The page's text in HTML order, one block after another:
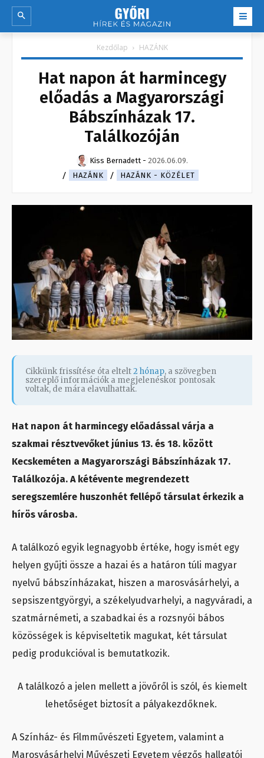
Kezdőlap HAZÁNK
Hat napon át harmincegy
előadás a Magyarországi
Bábszínházak 17.
Találkozóján
Kiss Bernadett - 2026.06.09.
HAZÁNK
HAZÁNK - KÖZÉLET
Cikkünk frissítése óta eltelt2 hónap, a szövegben
szereplő információk a megjelenéskor pontosak
voltak, de mára elavulhattak.
Hat napon át harmincegy előadással várja a
szakmai résztvevőket június 13. és 18. között
Kecskeméten a Magyarországi Bábszínházak 17.
Találkozója. A kétévente megrendezett
seregszemlére huszonhét fellépő társulat érkezik a
hírös városba.
A találkozó egyik legnagyobb értéke, hogy ismét egy
helyen gyűjti össze a hazai és a határon túli magyar
nyelvű bábszínházakat, hiszen a marosvásárhelyi, a
sepsiszentgyörgyi, a székelyudvarhelyi, a nagyváradi, a
szatmárnémeti, a szabadkai és a rozsnyói bábos
közösségek is képviseltetik magukat, két társulat
pedig produkcióval is bemutatkozik.
A találkozó a jelen mellett a jövőről is szól, és kiemelt
lehetőséget biztosít a pályakezdőknek.
A Színház- és Filmművészeti Egyetem, valamint a
Marosvásárhelyi Művészeti Egyetem végzős hallgatói